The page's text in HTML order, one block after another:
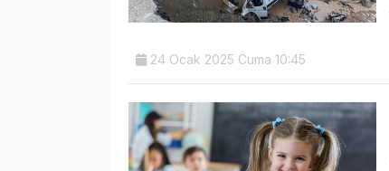
24 Ocak 2025 Cuma 10:45